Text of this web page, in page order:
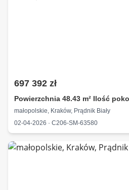
697 392 zł
Powierzchnia 48.43 m² Ilość
małopolskie, Kraków, Prądnik Biały
02-04-2026 · C206-SM-63580